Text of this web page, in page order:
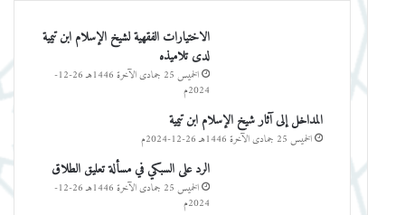
الاختيارات الفقهية لشيخ الإسلام ابن تيمية
لدى تلاميذه
الخميس 25 جمادى الآخرة 1446هـ 26-12-
2024م
المداخل إلى آثار شيخ الإسلام ابن تيمية
الخميس 25 جمادى الآخرة 1446هـ 26-12-2024م
الرد على السبكي في مسألة تعليق الطلاق
الخميس 25 جمادى الآخرة 1446هـ 26-12-
2024م